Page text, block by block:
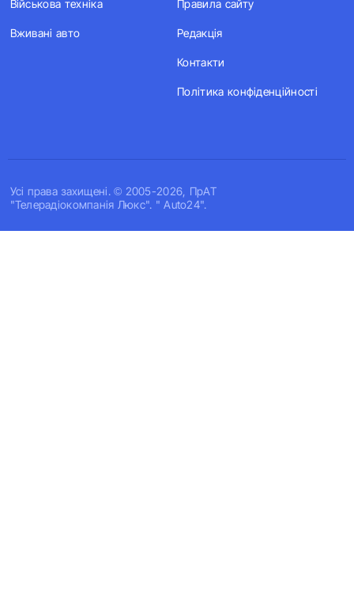
Усi права захищенi. © 2005-2026, ПрАТ
"Телерадіокомпанія Люкс". " Auto24".
Військова техніка
Вживані авто
Правила сайту
Редакція
Контакти
Політика конфіденційності